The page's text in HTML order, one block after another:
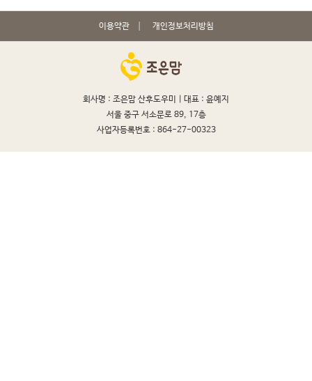
이용약관 개인정보처리방침
회사명 : 조은맘 산후도우미 | 대표 : 윤예지
서울 중구 서소문로 89, 17층
사업자등록번호 : 864-27-00323